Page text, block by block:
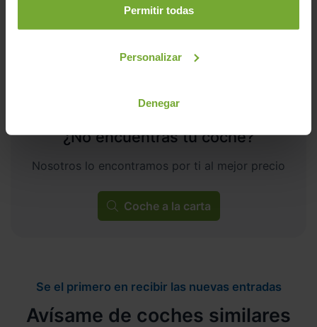
Permitir todas
Personalizar
Denegar
¿No encuentras tu coche?
Nosotros lo encontramos por ti al mejor precio
Coche a la carta
Se el primero en recibir las nuevas entradas
Avísame de coches similares